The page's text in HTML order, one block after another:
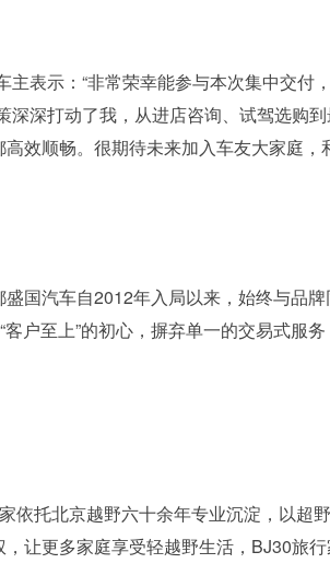
表示：“非常荣幸能参与本次集中交付
深打动了我，从进店咨询、试驾选购
效顺畅。很期待未来加入车友大家庭，
国汽车自2012年入局以来，始终与品
户至上”的初心，摒弃单一的交易式服务
依托北京越野六十余年专业沉淀，以超
让更多家庭享受轻越野生活，BJ30旅